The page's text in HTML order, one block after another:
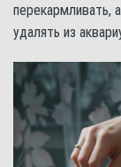
перекармливать,
удалять из